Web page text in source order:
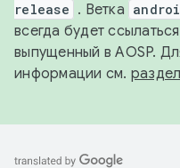
release . Ветка
всегда будет
выпущенный в AOSP.
информации см.